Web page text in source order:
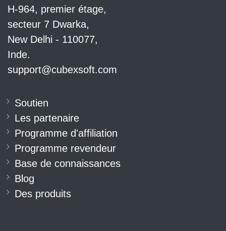
H-964, premier étage,
secteur 7 Dwarka,
New Delhi - 110077,
Inde.
support@cubexsoft.com
Soutien
Les partenaire
Programme d'affiliation
Programme revendeur
Base de connaissances
Blog
Des produits